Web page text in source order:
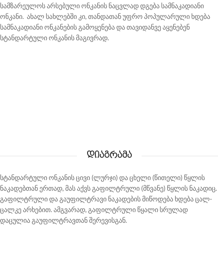
სამზარეულოს არსებული ონკანის ნაცვლად დგება სამნაკადიანი
ონკანი. ახალ სახლებში კი, თანდათან უფრო პოპულარული ხდება
სამნაკადიანი ონკანების გამოყენება და თავიდანვე აყენებენ
სტანდარტული ონკანის მაგივრად.
დიაგრამა
სტანდარტული ონკანის ცივი (ლურჯი) და ცხელი (წითელი) წყლის
ნაკადებთან ერთად, მას აქვს გაფილტრული (მწვანე) წყლის ნაკადიც.
გაფილტრული და გაუფილტრავი ნაკადების მიწოდება ხდება ცალ-
ცალკე არხებით. ამგვარად, გაფილტრული წყალი სრულად
დაცულია გაუფილტრავთან შერევისგან.